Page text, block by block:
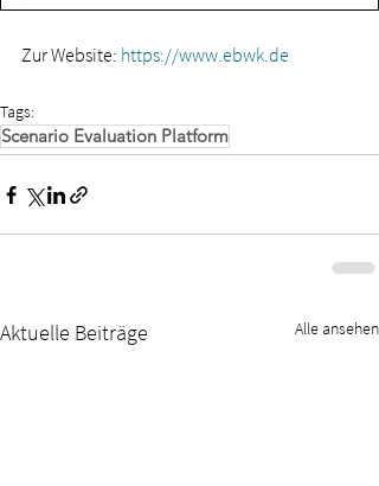
Zur Website: https://www.ebwk.de
Tags:
Scenario Evaluation Platform
Aktuelle Beiträge Alle ansehen